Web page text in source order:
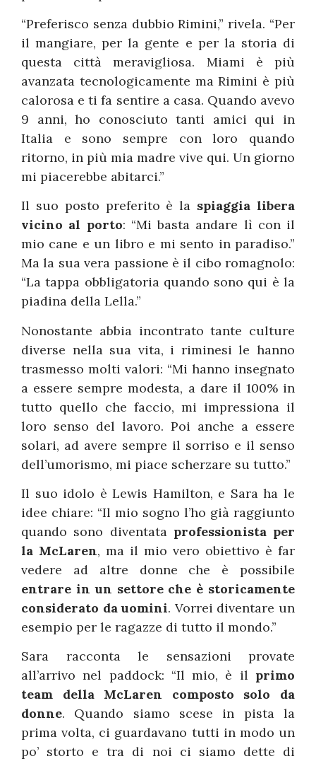
“Preferisco senza dubbio Rimini,” rivela. “Per
il mangiare, per la gente e per la storia di
questa città meravigliosa. Miami è più
avanzata tecnologicamente ma Rimini è più
calorosa e ti fa sentire a casa. Quando avevo
9 anni, ho conosciuto tanti amici qui in
Italia e sono sempre con loro quando
ritorno, in più mia madre vive qui. Un giorno
mi piacerebbe abitarci.”
Il suo posto preferito è la spiaggia libera
vicino al porto: “Mi basta andare lì con il
mio cane e un libro e mi sento in paradiso.”
Ma la sua vera passione è il cibo romagnolo:
“La tappa obbligatoria quando sono qui è la
piadina della Lella.”
Nonostante abbia incontrato tante culture
diverse nella sua vita, i riminesi le hanno
trasmesso molti valori: “Mi hanno insegnato
a essere sempre modesta, a dare il 100% in
tutto quello che faccio, mi impressiona il
loro senso del lavoro. Poi anche a essere
solari, ad avere sempre il sorriso e il senso
dell’umorismo, mi piace scherzare su tutto.”
Il suo idolo è Lewis Hamilton, e Sara ha le
idee chiare: “Il mio sogno l’ho già raggiunto
quando sono diventata professionista per
la McLaren, ma il mio vero obiettivo è far
vedere ad altre donne che è possibile
entrare in un settore che è storicamente
considerato da uomini. Vorrei diventare un
esempio per le ragazze di tutto il mondo.”
Sara racconta le sensazioni provate
all’arrivo nel paddock: “Il mio, è il primo
team della McLaren composto solo da
donne. Quando siamo scese in pista la
prima volta, ci guardavano tutti in modo un
po’ storto e tra di noi ci siamo dette di